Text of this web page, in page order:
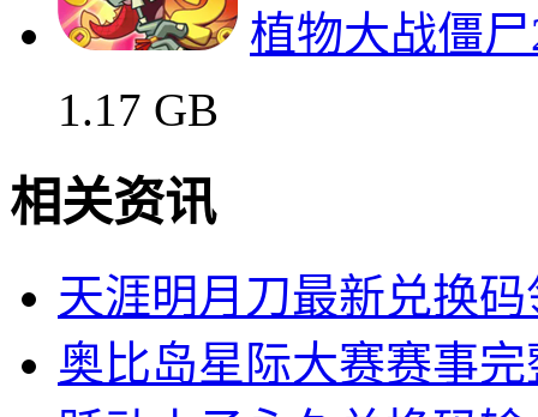
部落冲突2023版无限
444.95 MB
植物大战僵